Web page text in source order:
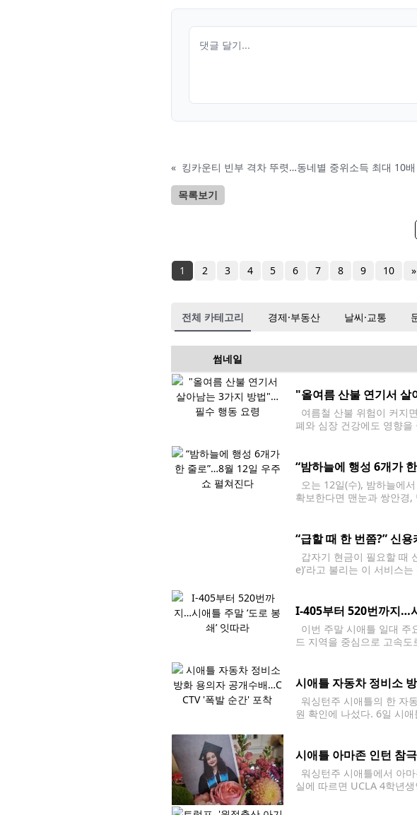
« 킹카운티 빈부 격차 뚜렷…동네별 중위소득 최대 10
목록보기
1 2 3 4 5 6 7 8 9 10 »
전체 카테고리 경제·부동산 날씨·교통
썸네일
"올여름 산불 연기서
여름철 산불 위험이 커지
폐와 심장 건강에도 영향
“밤하늘에 행성 6개가
오는 12일(수), 밤하늘에
확보한다면 맨눈과 쌍안경
“급할 때 한 번쯤?” 신
갑자기 현금이 필요할 때
e)’라고 불리는 이 서비스
I-405부터 520번까지…
이번 주말 시애틀 일대 주
드 지역을 중심으로 고속
시애틀 자동차 정비소
워싱턴주 시애틀의 한 자
원 확인에 나섰다. 6일 시
시애틀 아마존 인턴 참
워싱턴주 시애틀에서 아
실에 따르면 UCLA 4학년